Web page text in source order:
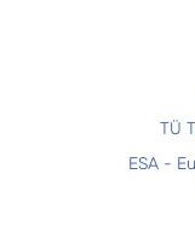
TÜ
ESA -